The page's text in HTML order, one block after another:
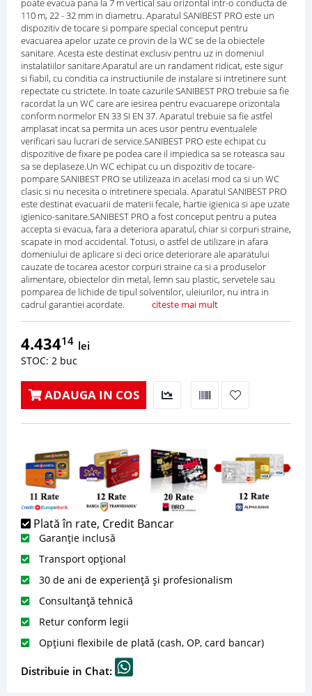
poate evacua pana la 7 m vertical sau orizontal intr-o conducta de
110 m, 22 - 32 mm in diametru. Aparatul SANIBEST PRO este un
dispozitiv de tocare si pompare special conceput pentru
evacuarea apelor uzate ce provin de la WC se de la obiectele
sanitare. Acesta este destinat exclusiv pentru uz in domeniul
instalatiilor sanitare.Aparatul are un randament ridicat, este sigur
si fiabil, cu conditia ca instructiunile de instalare si intretinere sunt
repectate cu strictete. In toate cazurile SANIBEST PRO trebuie sa fie
racordat la un WC care are iesirea pentru evacuarepe orizontala
conform normelor EN 33 SI EN 37. Aparatul trebuie sa fie astfel
amplasat incat sa permita un aces usor pentru eventualele
verificari sau lucrari de service.SANIBEST PRO este echipat cu
dispozitive de fixare pe podea care il impiedica sa se roteasca sau
sa se deplaseze.Un WC echipat cu un dispozitiv de tocare-
pompare SANIBEST PRO se utilizeaza in acelasi mod ca si un WC
clasic si nu necesita o intretinere speciala. Aparatul SANIBEST PRO
este destinat evacuarii de materii fecale, hartie igienica si ape uzate
igienico-sanitare.SANIBEST PRO a fost conceput pentru a putea
accepta si evacua, fara a deteriora aparatul, chiar si corpuri straine,
scapate in mod accidental. Totusi, o astfel de utilizare in afara
domeniului de aplicare si deci orice deteriorare ale aparatului
cauzate de tocarea acestor corpuri straine ca si a produselor
alimentare, obiectelor din metal, lemn sau plastic, servetele sau
pomparea de lichide de tipul solventilor, uleiurilor, nu intra in
cadrul garantiei acordate. citeste mai mult
4.43414 lei
STOC: 2 buc
ADAUGA IN COS
Plată în rate, Credit Bancar
Garanție inclusă
Transport opțional
30 de ani de experiență și profesionalism
Consultanță tehnică
Retur conform legii
Opțiuni flexibile de plată (cash, OP, card bancar)
Distribuie in Chat: